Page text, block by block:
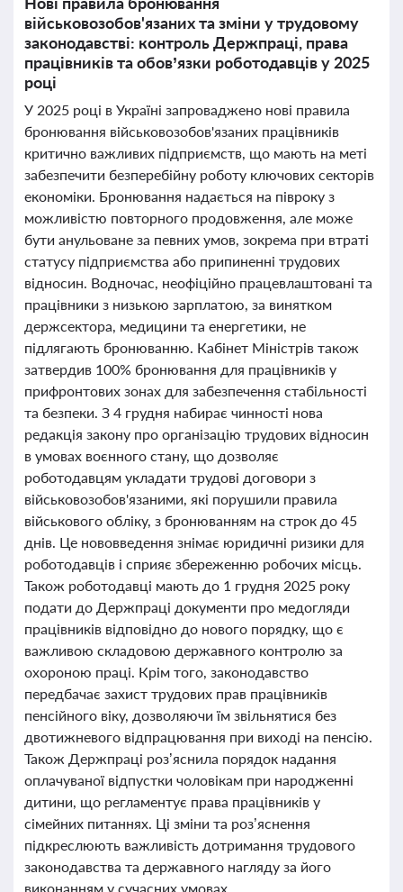
військовозобов'язаних та зміни у трудовому
законодавстві: контроль Держпраці, права
працівників та обов’язки роботодавців у 2025
році
У 2025 році в Україні запроваджено нові правила
бронювання військовозобов'язаних працівників
критично важливих підприємств, що мають на меті
забезпечити безперебійну роботу ключових секторів
економіки. Бронювання надається на півроку з
можливістю повторного продовження, але може
бути анульоване за певних умов, зокрема при втраті
статусу підприємства або припиненні трудових
відносин. Водночас, неофіційно працевлаштовані та
працівники з низькою зарплатою, за винятком
держсектора, медицини та енергетики, не
підлягають бронюванню. Кабінет Міністрів також
затвердив 100% бронювання для працівників у
прифронтових зонах для забезпечення стабільності
та безпеки. З 4 грудня набирає чинності нова
редакція закону про організацію трудових відносин
в умовах воєнного стану, що дозволяє
роботодавцям укладати трудові договори з
військовозобов'язаними, які порушили правила
військового обліку, з бронюванням на строк до 45
днів. Це нововведення знімає юридичні ризики для
роботодавців і сприяє збереженню робочих місць.
Також роботодавці мають до 1 грудня 2025 року
подати до Держпраці документи про медогляди
працівників відповідно до нового порядку, що є
важливою складовою державного контролю за
охороною праці. Крім того, законодавство
передбачає захист трудових прав працівників
пенсійного віку, дозволяючи їм звільнятися без
двотижневого відпрацювання при виході на пенсію.
Також Держпраці роз’яснила порядок надання
оплачуваної відпустки чоловікам при народженні
дитини, що регламентує права працівників у
сімейних питаннях. Ці зміни та роз’яснення
підкреслюють важливість дотримання трудового
законодавства та державного нагляду за його
виконанням у сучасних умовах.